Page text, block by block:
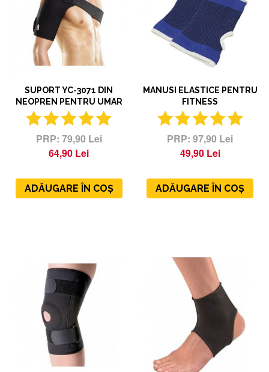
SUPORT YC-3071 DIN
NEOPREN PENTRU UMAR
79,90 Lei
64,90 Lei
ADĂUGARE ÎN COȘ
MANUSI ELASTICE PENTRU
FITNESS
97,90 Lei
49,90 Lei
ADĂUGARE ÎN COȘ